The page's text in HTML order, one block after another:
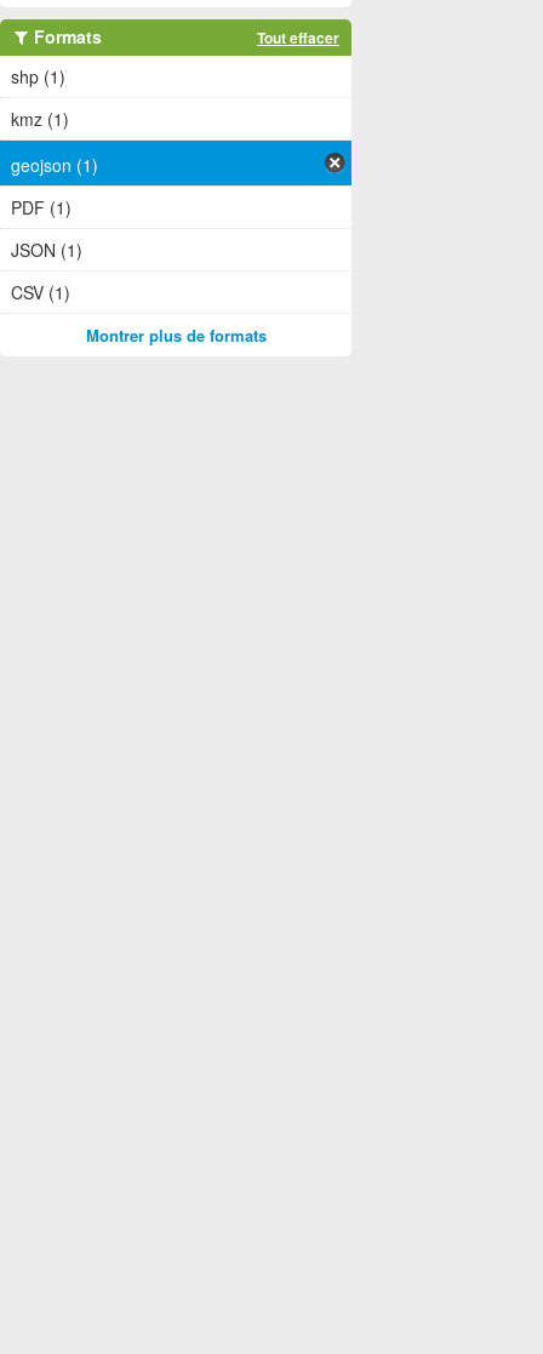
Formats Tout effacer
shp (1)
kmz (1)
geojson (1)
PDF (1)
JSON (1)
CSV (1)
Montrer plus de formats